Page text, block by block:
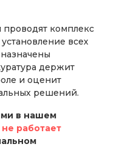
проводят комплекс
всех
держит
и оценит
решений.
в нашем
работает